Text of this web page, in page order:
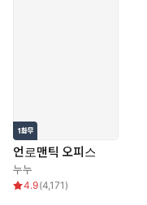
하지만 그 자신감은 첫 출
내가 꼰대력 200%로 훈
아주 첫인상부터 제대로 찍
언로맨틱 오피스
누누
4.9(4,171 )